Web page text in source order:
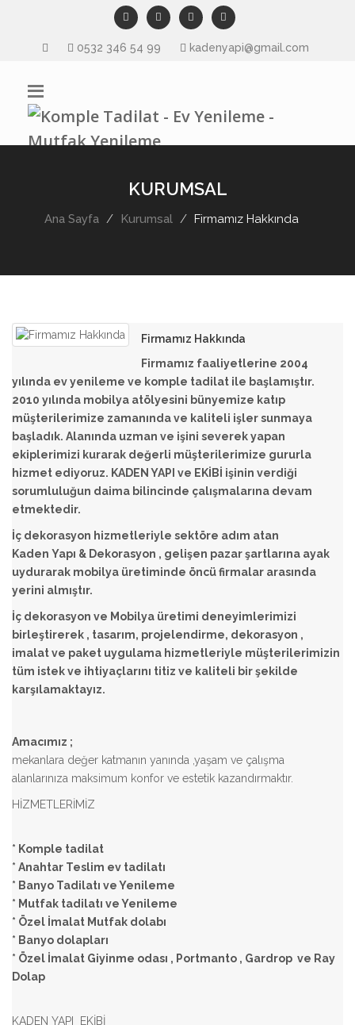
0532 346 54 99 kadenyapi@gmail.com
KURUMSAL
Ana Sayfa Kurumsal Firmamız Hakkında
Firmamız Hakkında
Firmamız faaliyetlerine 2004
yılında ev yenileme ve komple tadilat ile başlamıştır.
2010 yılında mobilya atölyesini bünyemize katıp
müşterilerimize zamanında ve kaliteli işler sunmaya
başladık. Alanında uzman ve işini severek yapan
ekiplerimizi kurarak değerli müşterilerimize gururla
hizmet ediyoruz. KADEN YAPI ve EKİBİ işinin verdiği
sorumluluğun daima bilincinde çalışmalarına devam
etmektedir.
İç dekorasyon hizmetleriyle sektöre adım atan
Kaden Yapı & Dekorasyon , gelişen pazar şartlarına ayak
uydurarak mobilya üretiminde öncü firmalar arasında
yerini almıştır.
İç dekorasyon ve Mobilya üretimi deneyimlerimizi
birleştirerek , tasarım, projelendirme, dekorasyon ,
imalat ve paket uygulama hizmetleriyle müşterilerimizin
tüm istek ve ihtiyaçlarını titiz ve kaliteli bir şekilde
karşılamaktayız.
Amacımız ;
mekanlara değer katmanın yanında ,yaşam ve çalışma
alanlarınıza maksimum konfor ve estetik kazandırmaktır.
HİZMETLERİMİZ
* Komple tadilat
* Anahtar Teslim ev tadilatı
* Banyo Tadilatı ve Yenileme
* Mutfak tadilatı ve Yenileme
* Özel İmalat Mutfak dolabı
* Banyo dolapları
* Özel İmalat Giyinme odası , Portmanto , Gardrop ve Ray
Dolap
KADEN YAPI EKİBİ